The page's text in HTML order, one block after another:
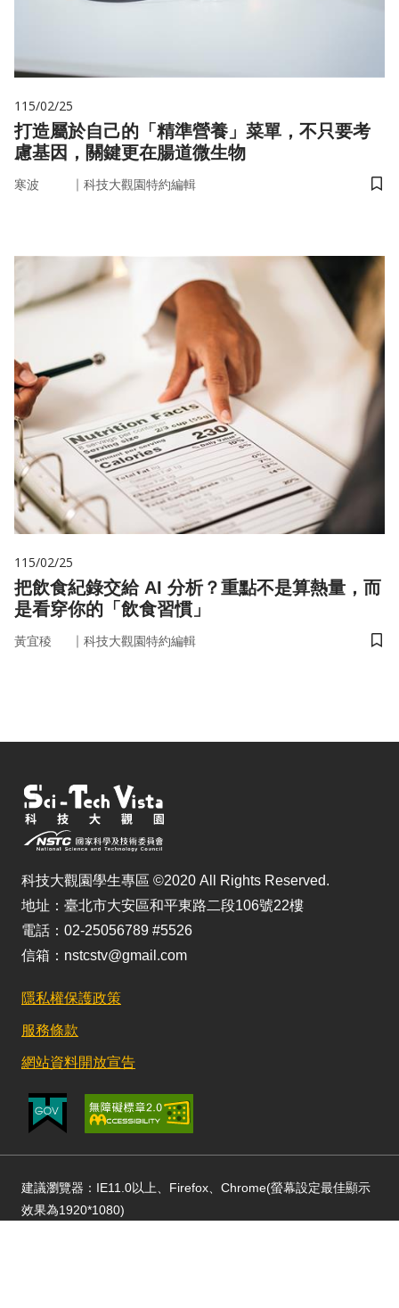
115/02/25
打造屬於自己的「精準營養」菜單，不只要考
慮基因，關鍵更在腸道微生物
寒波 ｜ 科技大觀園特約編輯
儲
115/02/25
把飲食紀錄交給 AI 分析？重點不是算熱量，而
是看穿你的「飲食習慣」
黃宜稜 ｜ 科技大觀園特約編輯
儲
科技大觀園學生專區 ©2020 All Rights Reserved.
地址：臺北市大安區和平東路二段106號22樓
電話：02-25056789 #5526
信箱：nstcstv@gmail.com
隱私權保護政策
服務條款
網站資料開放宣告
建議瀏覽器：IE11.0以上、Firefox、Chrome(螢幕設定最佳顯示
效果為1920*1080)